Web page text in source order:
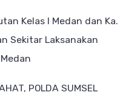
Kelas I Medan dan Ka.
Sekitar Laksanakan
POLDA SUMSEL